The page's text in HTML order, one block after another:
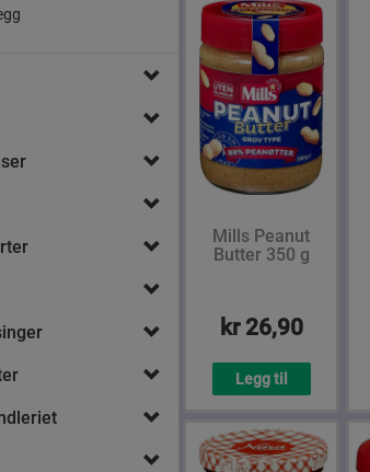
Mills Peanut
Butter 350 g
kr 26,90
Legg til